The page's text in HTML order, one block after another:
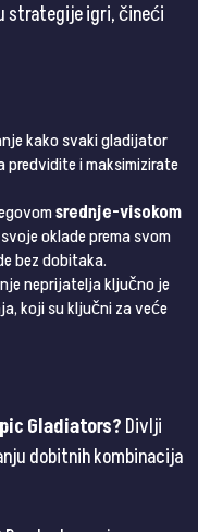
strategije igri, čineći
kako svaki gladijator
predvidite i maksimizirate
srednje-visokom
oklade prema svom
bez dobitaka.
neprijatelja ključno je
koji su ključni za veće
Gladiators?Divlji
dobitnih kombinacija